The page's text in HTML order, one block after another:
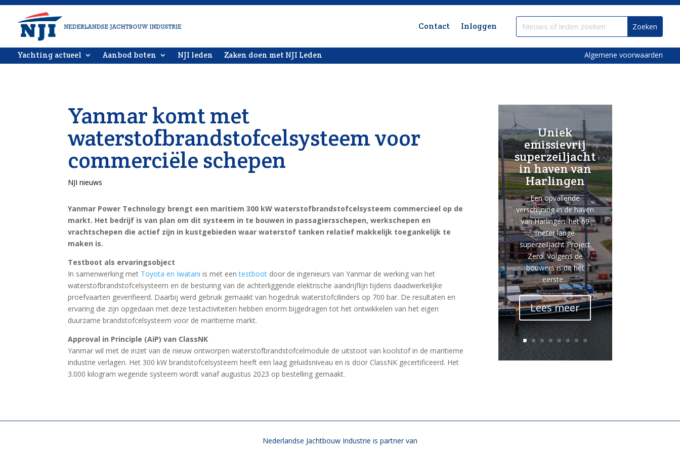
Contact Inloggen
Yachting actueel Aanbod boten NJI leden Zaken doen met NJI Leden Algemene voorwaarden
Yanmar komt met
waterstofbrandstofcelsysteem voor
commerciële schepen
NJI nieuws
Yanmar Power Technology brengt een maritiem 300 kW waterstofbrandstofcelsysteem commercieel op de
markt. Het bedrijf is van plan om dit systeem in te bouwen in passagiersschepen, werkschepen en
vrachtschepen die actief zijn in kustgebieden waar waterstof tanken relatief makkelijk toegankelijk te
maken is.
Testboot als ervaringsobject
In samenwerking met Toyota en Iwatani is met eentestboot door de ingenieurs van Yanmar de werking van het
waterstofbrandstofcelsysteem en de besturing van de achterliggende elektrische aandrijflijn tijdens daadwerkelijke
proefvaarten geverifieerd. Daarbij werd gebruik gemaakt van hogedruk waterstofcilinders op 700 bar. De resultaten en
ervaring die zijn opgedaan met deze testactiviteiten hebben enorm bijgedragen tot het ontwikkelen van het eigen
duurzame brandstofcelsysteem voor de maritieme markt.
Approval in Principle (AiP) van ClassNK
Yanmar wil met de inzet van de nieuw ontworpen waterstofbrandstofcelmodule de uitstoot van koolstof in de maritieme
industrie verlagen. Het 300 kW brandstofcelsysteem heeft een laag geluidsniveau en is door ClassNK gecertificeerd. Het
3.000 kilogram wegende systeem wordt vanaf augustus 2023 op bestelling gemaakt.
Uniek
emissievrij
superzeiljacht
in haven van
Harlingen
Een opvallende
verschijning in de haven
van Harlingen: het 69
meter lange
superzeiljacht Project
Zero. Volgens de
bouwers is dit het
eerste...
Lees meer
Nederlandse Jachtbouw Industrie is partner van